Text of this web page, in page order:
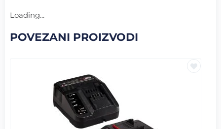
Loading...
POVEZANI PROIZVODI